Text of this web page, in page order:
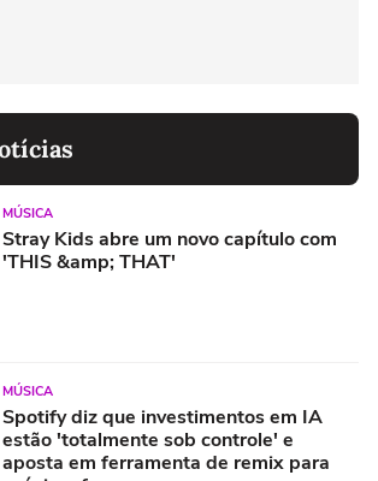
MÚSICA
Stray Kids abre um novo capítulo com
'THIS &amp; THAT'
MÚSICA
Spotify diz que investimentos em IA
estão 'totalmente sob controle' e
aposta em ferramenta de remix para